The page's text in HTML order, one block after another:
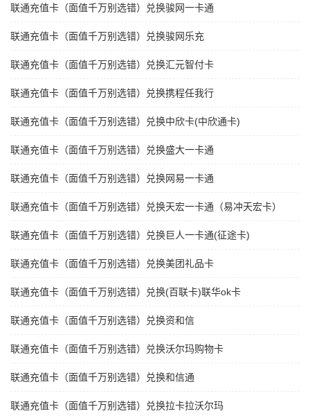
联通充值卡（面值千万别选错）兑换骏网一卡通
联通充值卡（面值千万别选错）兑换骏网乐充
联通充值卡（面值千万别选错）兑换汇元智付卡
联通充值卡（面值千万别选错）兑换携程任我行
联通充值卡（面值千万别选错）兑换中欣卡(中欣通卡)
联通充值卡（面值千万别选错）兑换盛大一卡通
联通充值卡（面值千万别选错）兑换网易一卡通
联通充值卡（面值千万别选错）兑换天宏一卡通（易冲天宏卡）
联通充值卡（面值千万别选错）兑换巨人一卡通(征途卡)
联通充值卡（面值千万别选错）兑换美团礼品卡
联通充值卡（面值千万别选错）兑换(百联卡)联华ok卡
联通充值卡（面值千万别选错）兑换资和信
联通充值卡（面值千万别选错）兑换沃尔玛购物卡
联通充值卡（面值千万别选错）兑换和信通
联通充值卡（面值千万别选错）兑换拉卡拉沃尔玛